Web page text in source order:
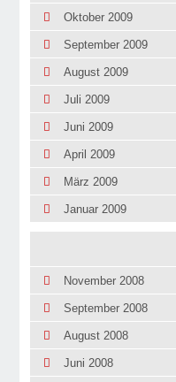
Oktober 2009
September 2009
August 2009
Juli 2009
Juni 2009
April 2009
März 2009
Januar 2009
November 2008
September 2008
August 2008
Juni 2008